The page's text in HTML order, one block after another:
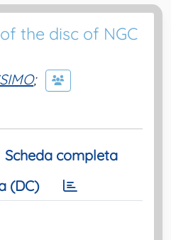
the disc of NGC
;
Scheda completa
(DC)